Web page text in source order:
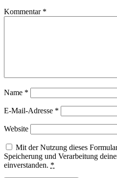
Kommentar *
Name *
E-Mail-Adresse *
Website
Mit der Nutzung dieses
Speicherung und Verarbeitung
einverstanden. *